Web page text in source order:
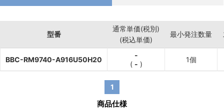
型番
通常単価(税別)
(税込単価)
最小発注数量
BBC-RM9740-A916U50H20
-
( - )
1個
1
商品仕様